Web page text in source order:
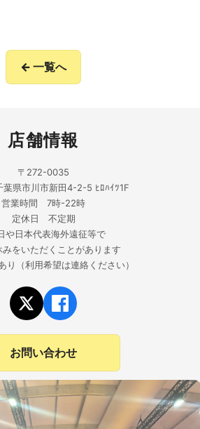
← 一覧へ
店舗情報
〒272-0035
葉県市川市新田4-2-5 ﾋﾛﾊｲﾂ1F
営業時間 7時-22時
定休日 不定期
や日本代表海外遠征等で
みをいただくことがあります
り（利用希望は連絡ください）
お問い合わせ